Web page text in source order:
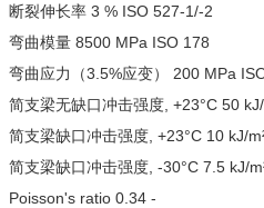
断裂伸长率 3 % ISO 527-1/-2
弯曲模量 8500 MPa ISO 178
弯曲应力（3.5%应变） 200 MPa
简支梁无缺口冲击强度, +23°C 50
简支梁缺口冲击强度, +23°C 10 kJ/
简支梁缺口冲击强度, -30°C 7.5 kJ/
Poisson's ratio 0.34 -